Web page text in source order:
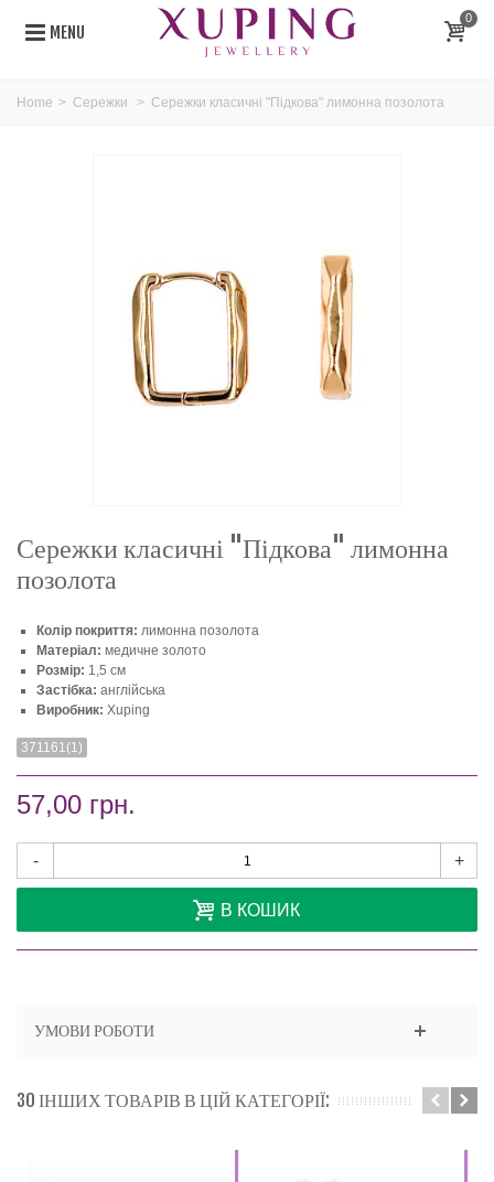
MENU
0
Home > Сережки > Сережки класичні "Підкова" лимонна позолота
Сережки класичні "Підкова" лимонна
позолота
Колір покриття: лимонна позолота
Матеріал: медичне золото
Розмір: 1,5 см
Застібка: англійська
Виробник: Xuping
371161(1)
57,00 грн.
- +
В КОШИК
УМОВИ РОБОТИ
30 ІНШИХ ТОВАРІВ В ЦІЙ КАТЕГОРІЇ: